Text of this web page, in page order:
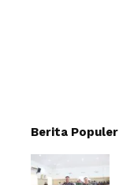
Berita Populer